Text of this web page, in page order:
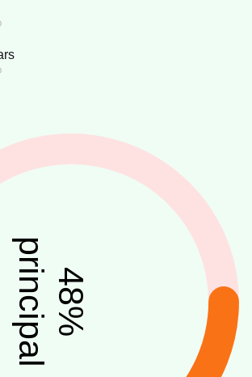
48
%
principal